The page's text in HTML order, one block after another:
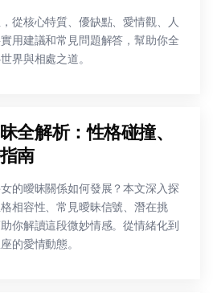
從核心特質、優缺點、愛情觀、人
用建議和常見問題解答，幫助你全
界與相處之道。
全解析：性格碰撞、
南
的曖昧關係如何發展？本文深入探
相容性、常見曖昧信號、潛在挑
你解讀這段微妙情感。從情緒化到
的愛情動態。